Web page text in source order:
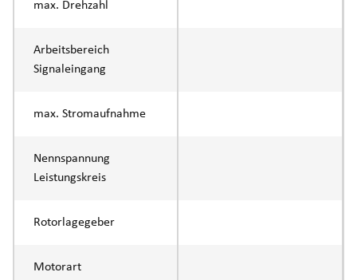
max. Drehzahl
Arbeitsbereich
Signaleingang
max. Stromaufnahme
Nennspannung
Leistungskreis
Rotorlagegeber
Motorart